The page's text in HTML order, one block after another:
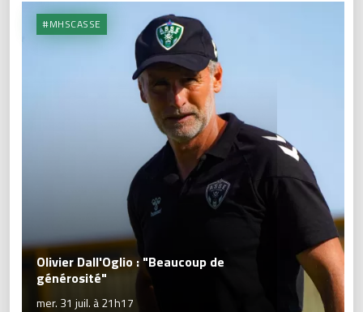
#MHSCASSE
Olivier Dall'Oglio : "Beaucoup de
générosité"
mer. 31 juil. à 21h17